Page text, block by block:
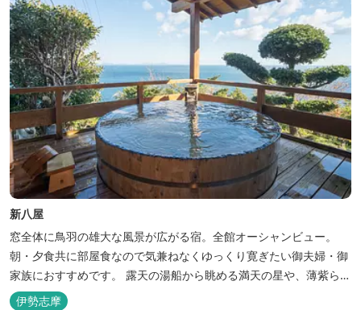
新八屋
窓全体に鳥羽の雄大な風景が広がる宿。全館オーシャンビュー。
朝・夕食共に部屋食なので気兼ねなくゆっくり寛ぎたい御夫婦・御
家族におすすめです。 露天の湯船から眺める満天の星や、薄紫ら染
まる朝の海は一見の価値有。夕食は旬の素材を大釜で蒸し上げる名
伊勢志摩